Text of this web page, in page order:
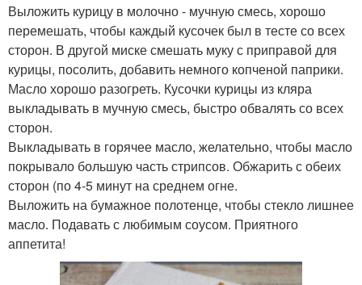
Выложить курицу в молочно - мучную смесь, хорошо
перемешать, чтобы каждый кусочек был в тесте со всех
сторон. В другой миске смешать муку с приправой для
курицы, посолить, добавить немного копченой паприки.
Масло хорошо разогреть. Кусочки курицы из кляра
выкладывать в мучную смесь, быстро обвалять со всех
сторон.
Выкладывать в горячее масло, желательно, чтобы масло
покрывало большую часть стрипсов. Обжарить с обеих
сторон (по 4-5 минут на среднем огне.
Выложить на бумажное полотенце, чтобы стекло лишнее
масло. Подавать с любимым соусом. Приятного
аппетита!